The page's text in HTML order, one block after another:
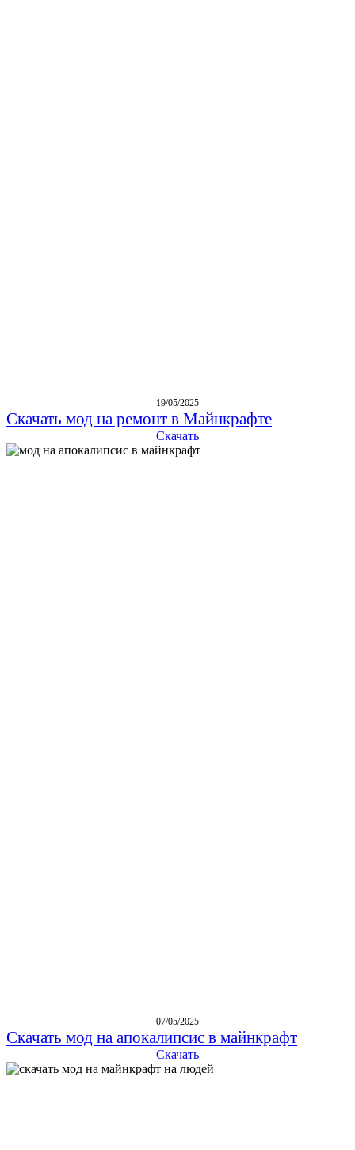
Скачать мод на ремонт в Майнкрафте
19/05/2025
Скачать
Скачать мод на апокалипсис в майнкрафт
07/05/2025
Скачать